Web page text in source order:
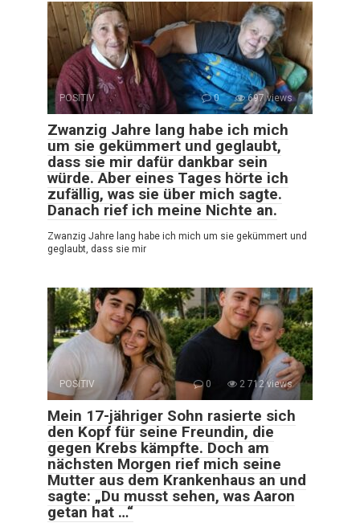
POSITIV 0 697 views
Zwanzig Jahre lang habe ich mich
um sie gekümmert und geglaubt,
dass sie mir dafür dankbar sein
würde. Aber eines Tages hörte ich
zufällig, was sie über mich sagte.
Danach rief ich meine Nichte an.
Zwanzig Jahre lang habe ich mich um sie gekümmert und
geglaubt, dass sie mir
POSITIV 0 2 712 views
Mein 17-jähriger Sohn rasierte sich
den Kopf für seine Freundin, die
gegen Krebs kämpfte. Doch am
nächsten Morgen rief mich seine
Mutter aus dem Krankenhaus an und
sagte: „Du musst sehen, was Aaron
getan hat …“